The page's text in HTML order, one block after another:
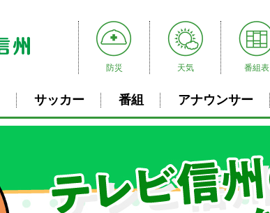
防災 天気 番組表
サッカー 番組 アナウンサー